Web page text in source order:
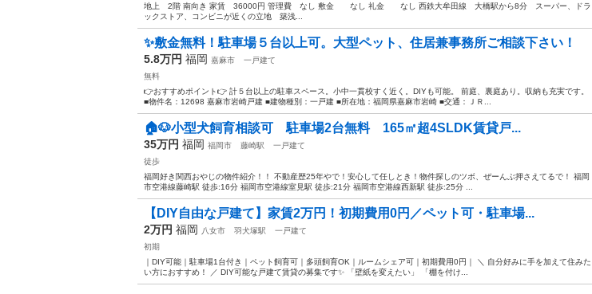
地上 2階 南向き 家賃 36000円 管理費 なし 敷金 なし 礼金 なし 西鉄大牟田線 大橋駅から8分 スーパー、ドラ
ックストア、コンビニが近くの立地 築浅...
✨️敷金無料！駐車場５台以上可。大型ペット、住居兼事務所ご相談下さい！
5.8万円 福岡 嘉麻市
一戸建て
無料
👉️おすすめポイント👉️ 計５台以上の駐車スペース。小中一貫校すく近く。DIYも可能。 前庭、裏庭あり。収納も充実です。
■物件名：12698 嘉麻市岩崎戸建 ■建物種別：一戸建 ■所在地：福岡県嘉麻市岩崎 ■交通：ＪＲ...
🏠🐶小型犬飼育相談可 駐車場2台無料 165㎡超4SLDK賃貸戸...
35万円 福岡 福岡市 藤崎駅
一戸建て
徒歩
福岡好き関西おやじの物件紹介！！ 不動産歴25年やで！安心して任しとき！物件探しのツボ、ぜーんぶ押さえてるで！ 福岡
市空港線藤崎駅 徒歩:16分 福岡市空港線室見駅 徒歩:21分 福岡市空港線西新駅 徒歩:25分 ...
【DIY自由な戸建て】家賃2万円！初期費用0円／ペット可・駐車場...
2万円 福岡 八女市 羽犬塚駅
一戸建て
初期
｜DIY可能｜駐車場1台付き｜ペット飼育可｜多頭飼育OK｜ルームシェア可｜初期費用0円｜ ＼ 自分好みに手を加えて住みた
い方におすすめ！ ／ DIY可能な戸建て賃貸の募集です✨ 「壁紙を変えたい」 「棚を付け...